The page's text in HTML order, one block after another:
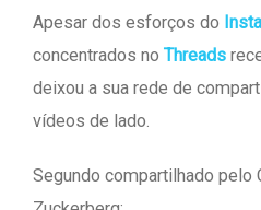
Apesar dos esforços do
concentrados no Threads
deixou a sua rede de
vídeos de lado.
Segundo compartilhado pelo